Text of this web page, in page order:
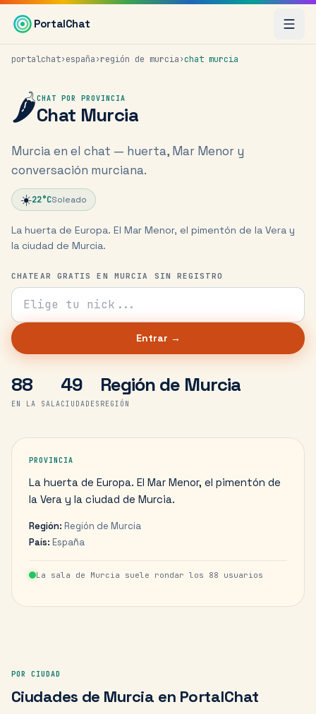
Saltar al contenido principal
PortalChat
portalchat›españa›región de murcia›chat murcia
🌶️CHAT POR PROVINCIA
Chat Murcia
Murcia en el chat — huerta, Mar Menor y
conversación murciana.
☀️22°CSoleado
La huerta de Europa. El Mar Menor, el pimentón de la Vera y
la ciudad de Murcia.
CHATEAR GRATIS EN MURCIA SIN REGISTRO
Tu nick para el chat
Entrar →
88
EN LA SALA
49
CIUDADES
Región de Murcia
REGIÓN
PROVINCIA
La huerta de Europa. El Mar Menor, el pimentón de
la Vera y la ciudad de Murcia.
Región: Región de Murcia
País: España
La sala de Murcia suele rondar los 88 usuarios
POR CIUDAD
Ciudades de Murcia en PortalChat